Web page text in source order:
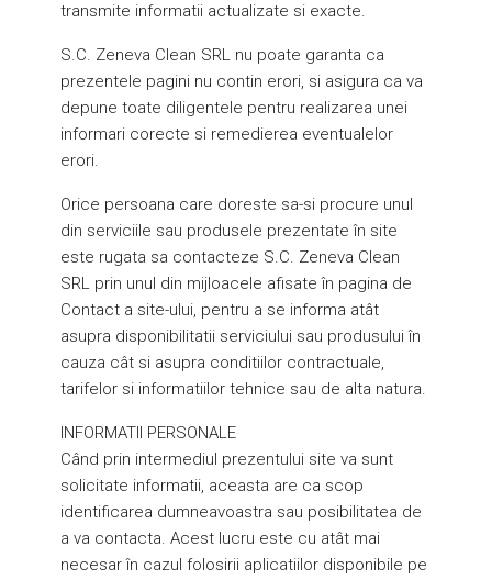
transmite informatii actualizate si exacte.
S.C. Zeneva Clean SRL nu poate garanta ca
prezentele pagini nu contin erori, si asigura ca va
depune toate diligentele pentru realizarea unei
informari corecte si remedierea eventualelor
erori.
Orice persoana care doreste sa-si procure unul
din serviciile sau produsele prezentate în site
este rugata sa contacteze S.C. Zeneva Clean
SRL prin unul din mijloacele afisate în pagina de
Contact a site-ului, pentru a se informa atât
asupra disponibilitatii serviciului sau produsului în
cauza cât si asupra conditiilor contractuale,
tarifelor si informatiilor tehnice sau de alta natura.
INFORMATII PERSONALE
Când prin intermediul prezentului site va sunt
solicitate informatii, aceasta are ca scop
identificarea dumneavoastra sau posibilitatea de
a va contacta. Acest lucru este cu atât mai
necesar în cazul folosirii aplicatiilor disponibile pe